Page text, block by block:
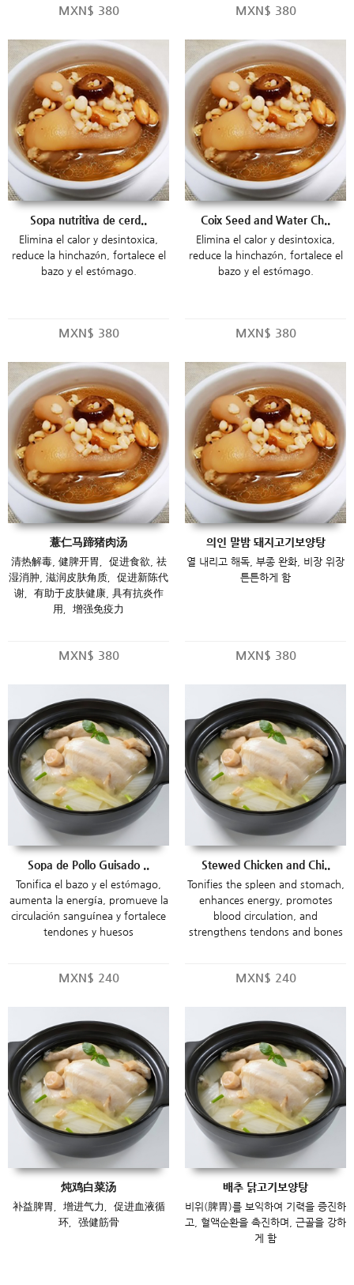
MXN$ 380 MXN$ 380
Sopa nutritiva de cerd..
Elimina el calor y desintoxica,
reduce la hinchazón, fortalece el
bazo y el estómago.
MXN$ 380
Coix Seed and Water Ch..
Elimina el calor y desintoxica,
reduce la hinchazón, fortalece el
bazo y el estómago.
MXN$ 380
薏仁马蹄猪肉汤
清热解毒, 健脾开胃，促进食欲, 祛
湿消肿, 滋润皮肤角质，促进新陈代
谢，有助于皮肤健康, 具有抗炎作
用，增强免疫力
MXN$ 380
의인 말밤 돼지고기보양탕
열 내리고 해독, 부종 완화, 비장 위장
튼튼하게 함
MXN$ 380
Sopa de Pollo Guisado ..
Tonifica el bazo y el estómago,
aumenta la energía, promueve la
circulación sanguínea y fortalece
tendones y huesos
MXN$ 240
Stewed Chicken and Chi..
Tonifies the spleen and stomach,
enhances energy, promotes
blood circulation, and
strengthens tendons and bones
MXN$ 240
炖鸡白菜汤
补益脾胃，增进气力，促进血液循
环，强健筋骨
배추 닭고기보양탕
비위(脾胃)를 보익하여 기력을 증진하
고, 혈액순환을 촉진하며, 근골을 강하
게 함